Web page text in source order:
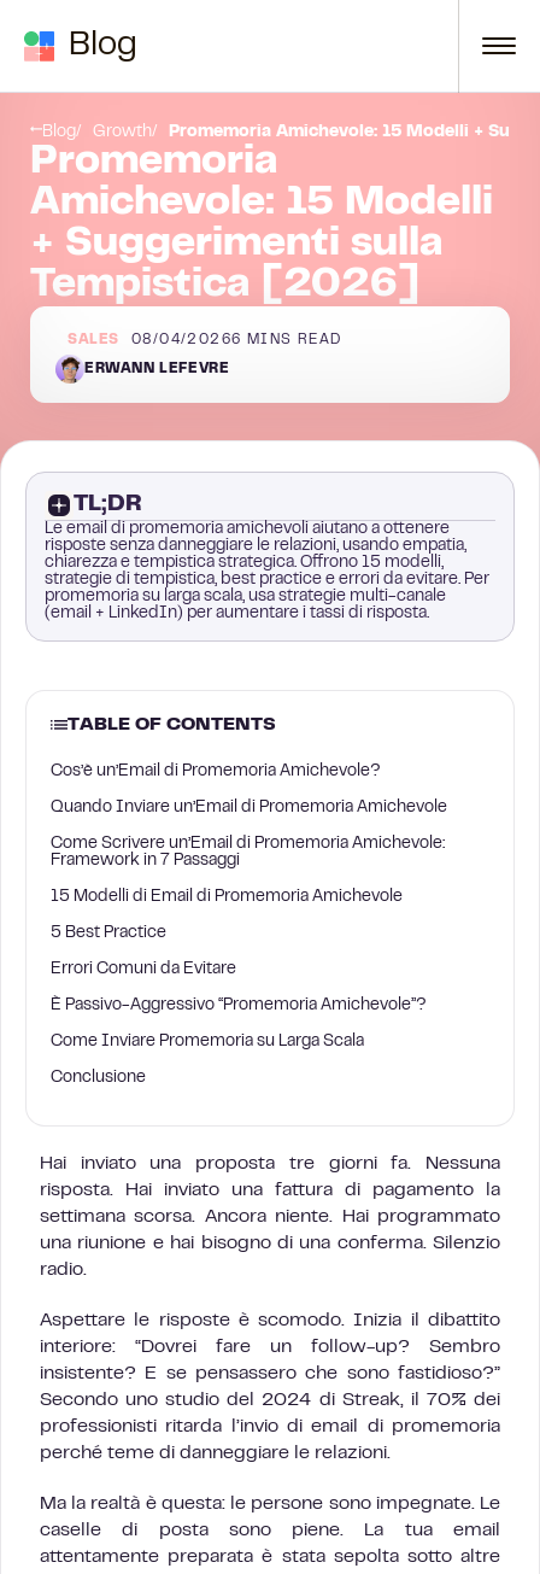
Blog
Blog Growth Promemoria Amichevole: 15 Modelli +
Promemoria
Amichevole: 15 Modelli
+ Suggerimenti sulla
Tempistica [2026]
SALES 08/04/20266 MINS READ
ERWANN LEFEVRE
TL;DR
Le email di promemoria amichevoli aiutano a ottenere
risposte senza danneggiare le relazioni, usando empatia,
chiarezza e tempistica strategica. Offrono 15 modelli,
strategie di tempistica, best practice e errori da evitare. Per
promemoria su larga scala, usa strategie multi-canale
(email + LinkedIn) per aumentare i tassi di risposta.
TABLE OF CONTENTS
Cos’è un’Email di Promemoria Amichevole?
Quando Inviare un’Email di Promemoria Amichevole
Come Scrivere un’Email di Promemoria Amichevole:
Framework in 7 Passaggi
15 Modelli di Email di Promemoria Amichevole
5 Best Practice
Errori Comuni da Evitare
È Passivo-Aggressivo “Promemoria Amichevole”?
Come Inviare Promemoria su Larga Scala
Conclusione
Hai inviato una proposta tre giorni fa. Nessuna
risposta. Hai inviato una fattura di pagamento la
settimana scorsa. Ancora niente. Hai programmato
una riunione e hai bisogno di una conferma. Silenzio
radio.
Aspettare le risposte è scomodo. Inizia il dibattito
interiore: “Dovrei fare un follow-up? Sembro
insistente? E se pensassero che sono fastidioso?”
Secondo uno studio del 2024 di Streak, il 70% dei
professionisti ritarda l’invio di email di promemoria
perché teme di danneggiare le relazioni.
Ma la realtà è questa: le persone sono impegnate. Le
caselle di posta sono piene. La tua email
attentamente preparata è stata sepolta sotto altre